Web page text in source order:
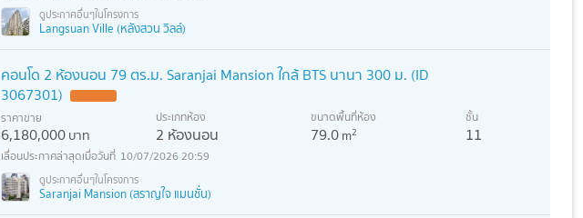
Langsuan Ville (หลังสวน วิลล์)
คอนโด 2 ห้องนอน 79 ตร.ม. Saranjai Mansion ใกล้ BTS นานา 300 ม. (ID
3067301)
ราคาขาย
6,180,000บาท
ประเภทห้อง
2 ห้องนอน
ขนาดพื้นที่ห้อง
79.0m2
ชั้น
11
10/07/2026 20:59
Saranjai Mansion (สราญใจ แมนชั่น)